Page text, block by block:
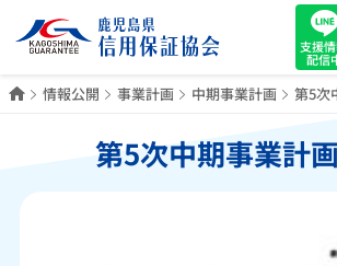
支援
配信
ホーム
情報公開 事業計画 中期事業計画 第5次
第5次中期事業計